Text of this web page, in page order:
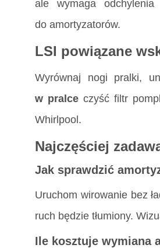
ale wymaga
do amortyzatorów.
LSI powiązane
Wyrównaj nogi pralki,
w pralceczyść filtr
Whirlpool.
Najczęściej
Jak sprawdzić
Uruchom wirowanie bez
ruch będzie tłumiony.
Ile kosztuje wymiana